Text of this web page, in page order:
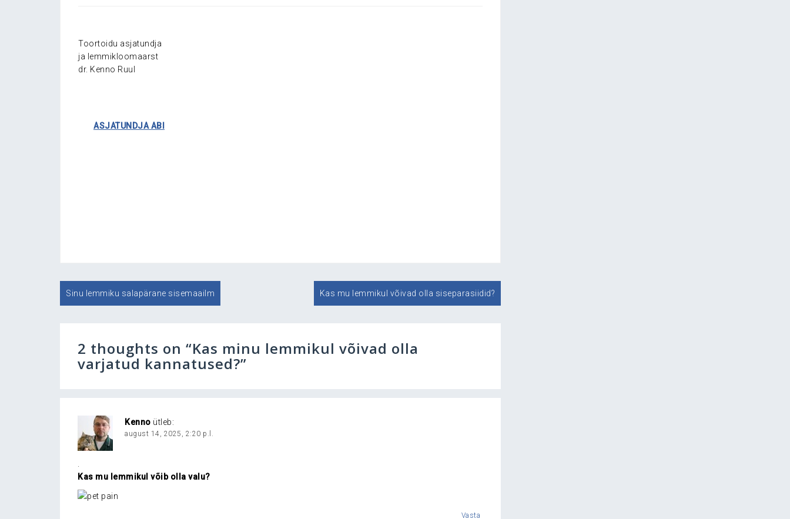
Toortoidu asjatundja
ja lemmikloomaarst
dr. Kenno Ruul
ASJATUNDJA ABI
Navigeerimine
Sinu lemmiku salapärane sisemaailm Kas mu lemmikul võivad olla siseparasiidid?
2 thoughts on “Kas minu lemmikul võivad olla
varjatud kannatused?”
Kenno ütleb:
august 14, 2025, 2:20 p.l.
Kas mu lemmikul võib olla valu?
Vasta